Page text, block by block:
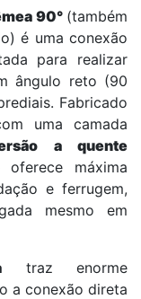
90° (também
é uma conexão
para realizar
ângulo reto (90
Fabricado
uma camada
a quente
máxima
e ferrugem,
mesmo em
traz enorme
a conexão direta